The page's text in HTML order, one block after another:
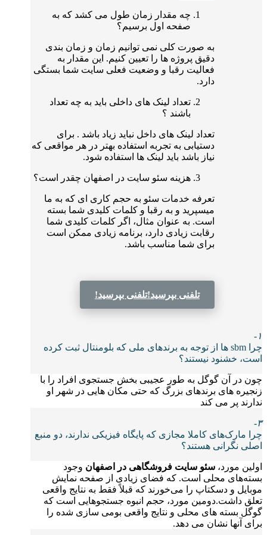
چه مقدار زمان طول می کشد که به
صفحه اول برسیم؟
به صورت کلی نمی توانیم زمان و زمان بندی
دقیق پروژه ها را تعیین کنیم. این مقدار به
فعالیت رقبا و وضعیت فعلی سایت شما بستگی
دارد.
تعداد لینک های داخلی باید به چه تعداد
باشند ؟
تعداد لینک های داخل نباید زیاد باشد . برای
دستیابی به تجربه استفاده بهتر در هر مواقعی که
نیاز باشد باید لینک ها استفاده شود.
هزینه سئو سایت در اصفهان چقدر است؟
تعرفه خدمات سئو به حجم کاری ای که به ما
میسپرید و به رقبا و کلمات کلیدی شما بسته
است. به عنوان مثال، اگر کلمات کلیدی شما
رقابت زیادی دارد، برنامه زیادی ​​ممکن است
برای شما مناسب باشد.
تلفنی بپرسید!تلفنی بپرسید!
۱-
چرا sbm ها از توجه به برندهای ملی که بلومنتال ثبت کرده
است، خشنود نیستند؟
چون در آن گوگل به طور عجیبی بخش جستجوی افراد را با
زنجیره های برندهای بزرگ که حتی مکان هایی در شهر او
ندارند پر می کند
۳-
چرا مارک‌های کاملا مجازی که پایگاه فیزیکی ندارند، دو منبع
اصلی نگرانی هستند؟
اولین مورد، سئو سایت فروشگاهی در اصفهان وجود
بسته‌های محلی است. که فضای زیادی از صفحه نمایش
موبایل و دسکتاپ را می‌خورند که قبلاً فقط به نتایج واقعی
تعلق داشت.دومین مورد، حجم انبوه جستجوهایی است که
گوگل بسته های محلی و نتایج واقعی بومی سازی شده را
برای آنها نشان می دهد.